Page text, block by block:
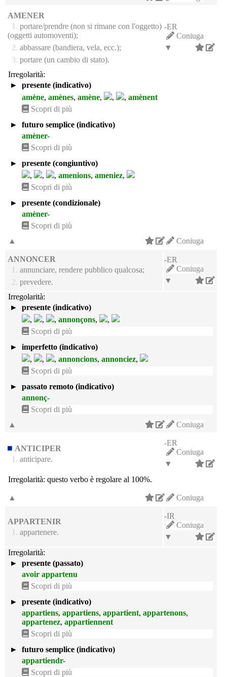
AMENER
1. portare/prendre (non si rimane con l'oggetto)
(oggetti automoventi);
2. abbassare (bandiera, vela, ecc.);
3. portare (un cambio di stato).
-ER
Coniuga
▼
Irregolarità:
►
presente (indicativo)
amène, amènes, amène, , , amènent
Scopri di più
►
futuro semplice (indicativo)
amèner-
Scopri di più
►
presente (congiuntivo)
,
, , amenions, ameniez,
Scopri di più
►
presente (condizionale)
amèner-
Scopri di più
Coniuga
▲
ANNONCER
1. annunciare, rendere pubblico qualcosa;
2. prevedere.
-ER
Coniuga
▼
Irregolarità:
►
presente (indicativo)
,
, , annonçons,
,
Scopri di più
►
imperfetto (indicativo)
,
, , annoncions, annonciez,
Scopri di più
►
passato remoto (indicativo)
annonç-
Scopri di più
Coniuga
▲
ANTICIPER
1. anticipare.
-ER
Coniuga
▼
Irregolarità: questo verbo è regolare al 100%.
Coniuga
▲
APPARTENIR
1. appartenere.
-IR
Coniuga
▼
Irregolarità:
►
presente (passato)
avoir appartenu
Scopri di più
►
presente (indicativo)
appartiens, appartiens, appartient, appartenons,
appartenez, appartiennent
Scopri di più
►
futuro semplice (indicativo)
appartiendr-
Scopri di più